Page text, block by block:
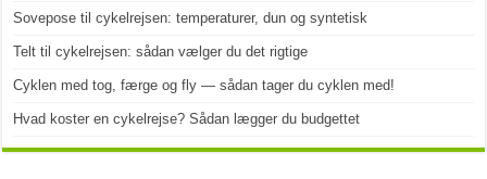
Sovepose til cykelrejsen: temperaturer, dun og syntetisk
Telt til cykelrejsen: sådan vælger du det rigtige
Cyklen med tog, færge og fly — sådan tager du cyklen med!
Hvad koster en cykelrejse? Sådan lægger du budgettet